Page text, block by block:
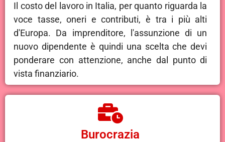
Il costo del lavoro in Italia, per quanto riguarda la
voce tasse, oneri e contributi, è tra i più alti
d'Europa. Da imprenditore, l'assunzione di un
nuovo dipendente è quindi una scelta che devi
ponderare con attenzione, anche dal punto di
vista finanziario.
Burocrazia